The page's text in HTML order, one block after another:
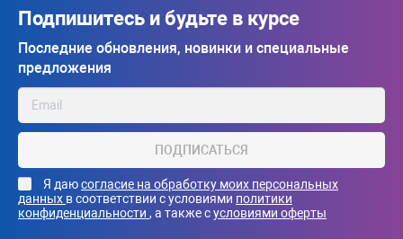
Подпишитесь и будьте в курсе
Последние обновления, новинки и специальные
предложения
ПОДПИСАТЬСЯ
Я даюсогласие на обработку моих персональных
данных в соответствии с условиями политики
конфиденциальности , а также сусловиями оферты